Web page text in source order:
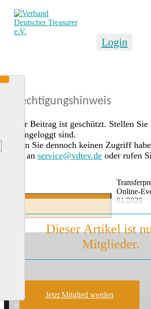
Login
Berechtigungshinweis
Dieser Beitrag ist geschützt. Stellen
Sie eingeloggt sind.
Sollten Sie dennoch keinen Zugriff
gerne an service@vdtev.de oder rufen
Online-
01/2020
Dieser Artikel ist
Mitglieder.
Jetzt Mitglied werden